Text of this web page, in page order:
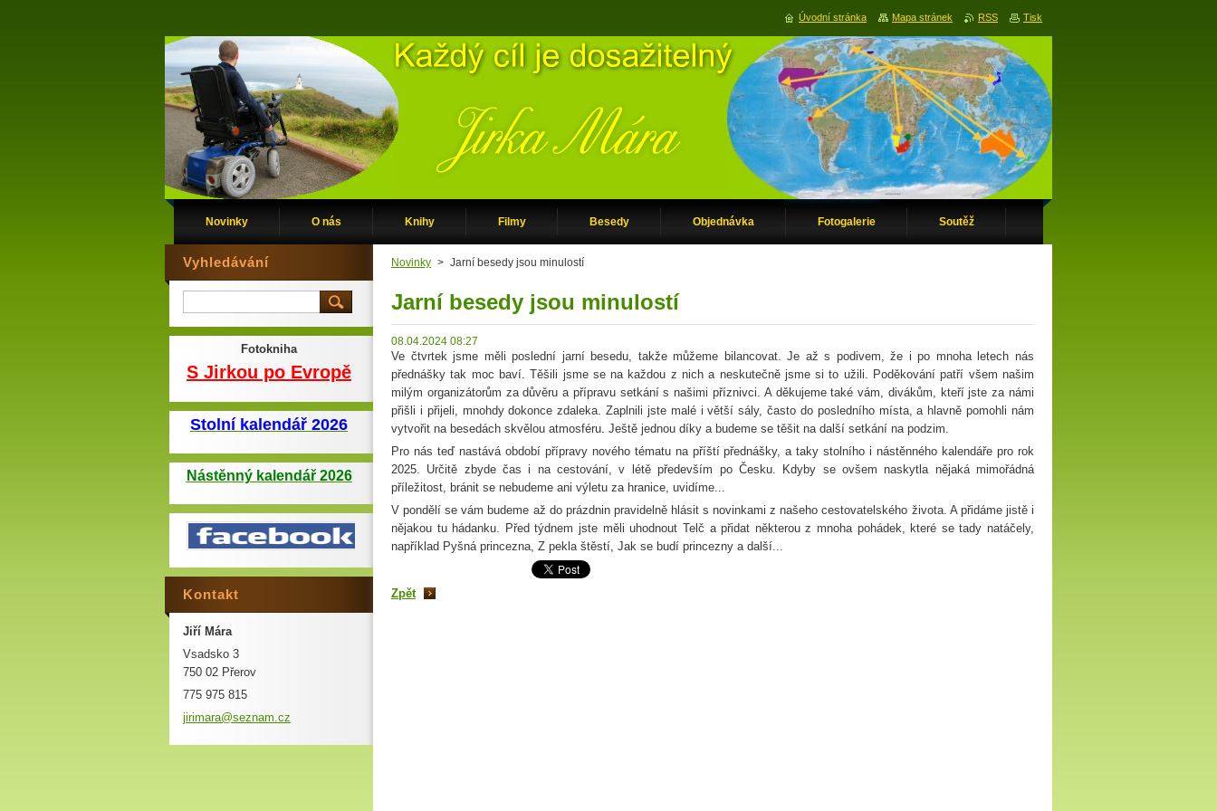
Novinky O nás Knihy Filmy Besedy Objednávka Fotogalerie Soutěž
Novinky > Jarní besedy jsou minulostí
Jarní besedy jsou minulostí
08.04.2024 08:27
Ve čtvrtek jsme měli poslední jarní besedu, takže můžeme bilancovat. Je až s podivem, že i po mnoha letech nás
přednášky tak moc baví. Těšili jsme se na každou z nich a neskutečně jsme si to užili. Poděkování patří všem našim
milým organizátorům za důvěru a přípravu setkání s našimi příznivci. A děkujeme také vám, divákům, kteří jste za námi
přišli i přijeli, mnohdy dokonce zdaleka. Zaplnili jste malé i větší sály, často do posledního místa, a hlavně pomohli nám
vytvořit na besedách skvělou atmosféru. Ještě jednou díky a budeme se těšit na další setkání na podzim.
Pro nás teď nastává období přípravy nového tématu na příští přednášky, a taky stolního i nástěnného kalendáře pro rok
2025. Určitě zbyde čas i na cestování, v létě především po Česku. Kdyby se ovšem naskytla nějaká mimořádná
příležitost, bránit se nebudeme ani výletu za hranice, uvidíme...
V pondělí se vám budeme až do prázdnin pravidelně hlásit s novinkami z našeho cestovatelského života. A přidáme jistě i
nějakou tu hádanku. Před týdnem jste měli uhodnout Telč a přidat některou z mnoha pohádek, které se tady natáčely,
například Pyšná princezna, Z pekla štěstí, Jak se budí princezny a další...
Zpět
Vyhledávání
Fotokniha
S Jirkou po Evropě
Stolní kalendář 2026
Nástěnný kalendář 2026
Kontakt
Jiří Mára
Vsadsko 3
750 02 Přerov
775 975 815
jirimara@seznam.cz
Úvodní stránka Mapa stránek RSS Tisk